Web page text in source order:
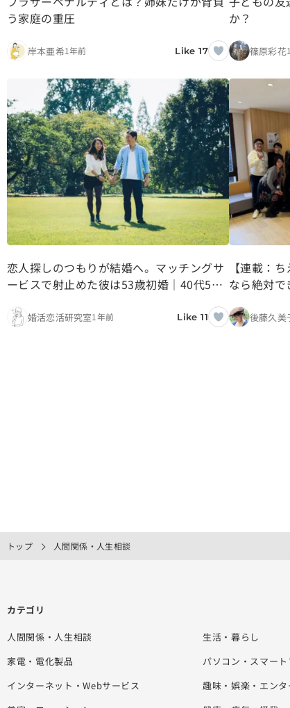
う家庭の重圧
岸本亜希1年前 Like 17
か？
篠原彩花
恋人探しのつもりが結婚へ。マッチングサ
ービスで射止めた彼は53歳初婚｜40代50
婚活恋活研究室1年前 Like 11
【連載：
なら絶対
後藤久美
トップ 人間関係・人生相談
カテゴリ
人間関係・人生相談
生活・暮らし
家電・電化製品
パソコン・スマート
インターネット・Webサービス
趣味・娯楽・エン